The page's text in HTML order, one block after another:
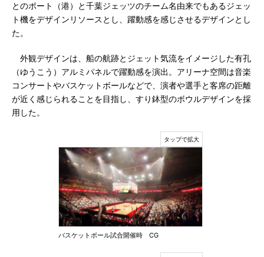
とのポート（港）と千葉ジェッツのチーム名由来でもあるジェッ
ト機をデザインリソースとし、躍動感を感じさせるデザインとし
た。
外観デザインは、船の航跡とジェット気流をイメージした有孔
（ゆうこう）アルミパネルで躍動感を演出。アリーナ空間は音楽
コンサートやバスケットボールなどで、演者や選手と客席の距離
が近く感じられることを目指し、すり鉢型のボウルデザインを採
用した。
バスケットボール試合開催時 CG